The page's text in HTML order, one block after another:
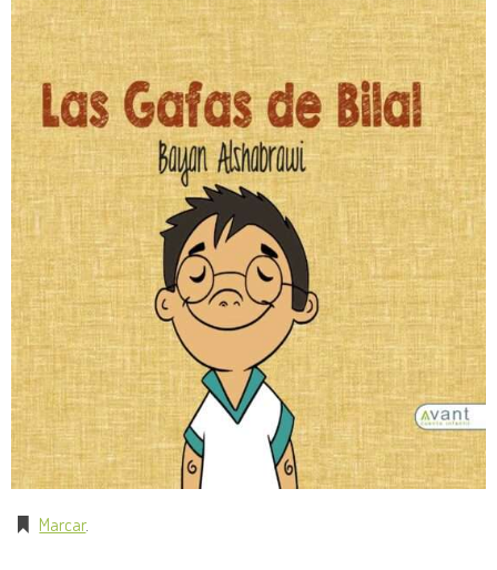
Marcar.